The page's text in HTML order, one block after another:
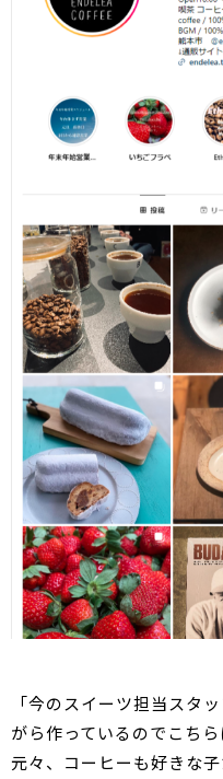
「今のスイーツ担当スタ
がら作っているのでこち
元々、コーヒーも好きな